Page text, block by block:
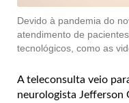
Devido à pandemia do
atendimento de
tecnológicos, como as
A teleconsulta veio
neurologista Jefferson